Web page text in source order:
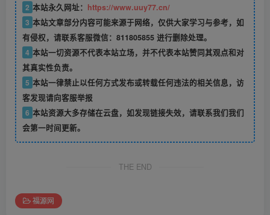
2 本站永久网址： https://www.uuy77.cn/
3 本站文章部分内容可能来源于网络，仅供大家学习与参考，如
有侵权，请联系客服微信：811805855 进行删除处理。
4 本站一切资源不代表本站立场，并不代表本站赞同其观点和对
其真实性负责。
5 本站一律禁止以任何方式发布或转载任何违法的相关信息，访
客发现请向客服举报
6 本站资源大多存储在云盘，如发现链接失效，请联系我们我们
会第一时间更新。
THE END
福源网